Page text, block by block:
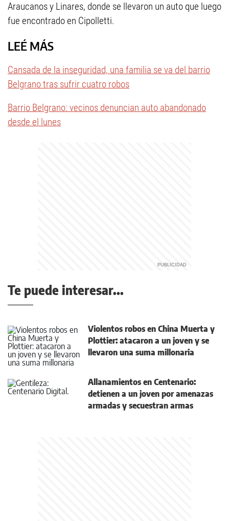
Araucanos y Linares, donde se llevaron un auto que luego
fue encontrado en Cipolletti.
LEÉ MÁS
Cansada de la inseguridad, una familia se va del barrio
Belgrano tras sufrir cuatro robos
Barrio Belgrano: vecinos denuncian auto abandonado
desde el lunes
Te puede interesar...
Violentos robos en China Muerta y
Plottier: atacaron a un joven y se
llevaron una suma millonaria
Allanamientos en Centenario:
detienen a un joven por amenazas
armadas y secuestran armas